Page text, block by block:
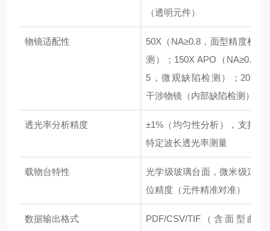
（透明元件）
物镜适配性
50X（NA≥0.8，面型精度检
测）；150X APO（NA≥0.9
5，微观缺陷检测）；20X
干涉物镜（内部缺陷检测）
透光率分析精度
±1%（均匀性分析），支持
特定波长透光率测量
载物台特性
光学级玻璃台面，微米级定
位精度（元件精准对准）
数据输出格式
PDF/CSV/TIF（含面型曲